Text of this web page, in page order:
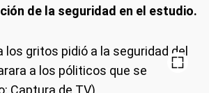
de la seguridad en el estudio.